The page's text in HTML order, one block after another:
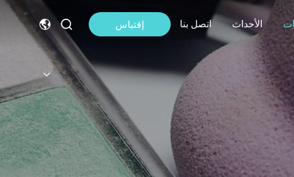
الأحداث اتصل بنا إقتباس